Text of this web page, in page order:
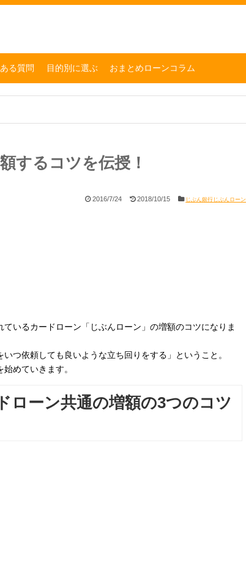
る質問 目的別に選ぶ おまとめローンコラム
するコツを伝授！
2016/7/24 2018/10/15 じぶん銀行じぶんローン
いるカードローン「じぶんローン」の増額のコツになりま
つ依頼しても良いような立ち回りをする」ということ。
めていきます。
ローン共通の増額の3つのコツ